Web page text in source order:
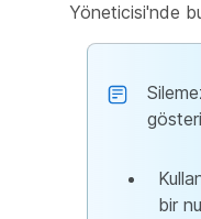
Yöneticisi'nde
bir